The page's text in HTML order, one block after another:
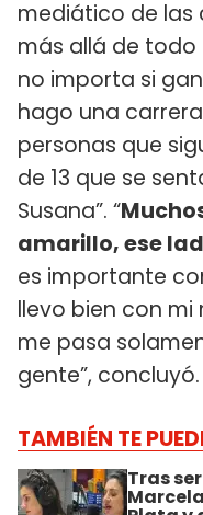
mediático de las
más allá de
no importa si
hago una
personas que
de 13 que se
Susana”. “
amarillo, ese
es importante
llevo bien con
me pasa
gente”, concluyó.
TAMBIÉN TE
Tras